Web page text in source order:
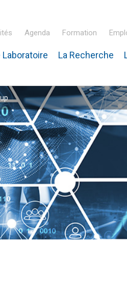
– IPHC
Agenda Formation
Laboratoire La Recherche